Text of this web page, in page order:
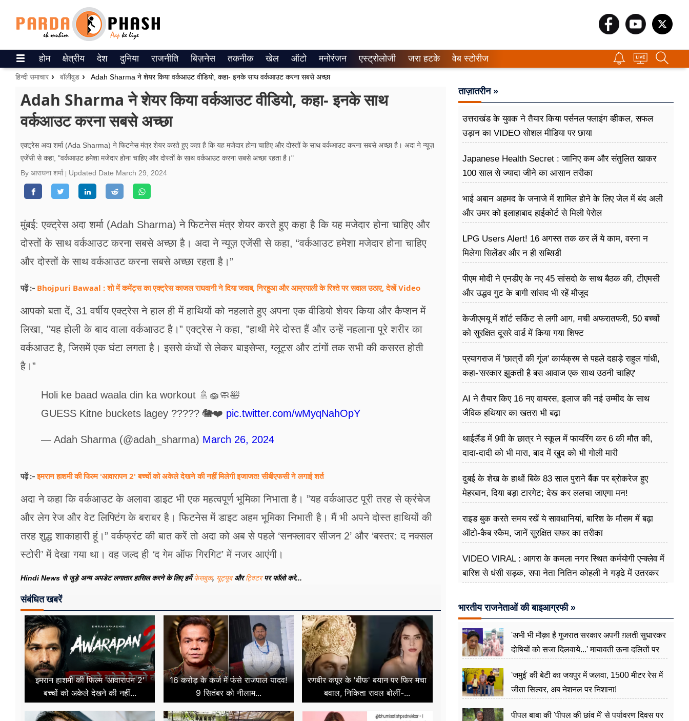
ePaper
वेब स्टोरीज
उत्तर प्रदेश
वीडियो
रिलेशनशिप
सेहत
ब्‍यूटी
शिक्षा
अन्य खबरें
होम क्षेत्रीय देश दुनिया राजनीति बिज़नेस तकनीक खेल ऑटो मनोरंजन एस्ट्रोलोजी जरा हटके वेब स्टोरीज
हिन्दी समाचार बॉलीवुड Adah Sharma ने शेयर किया वर्कआउट वीडियो, कहा- इनके साथ वर्कआउट करना सबसे अच्छा
Adah Sharma ने शेयर किया वर्कआउट वीडियो, कहा- इनके साथ
वर्कआउट करना सबसे अच्छा
एक्ट्रेस अदा शर्मा (Ada Sharma) ने फिटनेस मंत्र शेयर करते हुए कहा है कि यह मजेदार होना चाहिए और दोस्तों के साथ वर्कआउट करना सबसे अच्छा है। अदा ने न्यूज़
एजेंसी से कहा, "वर्कआउट हमेशा मजेदार होना चाहिए और दोस्तों के साथ वर्कआउट करना सबसे अच्छा रहता है।"
By आराधना शर्मा
Updated Date March 29, 2024
मुंबई: एक्ट्रेस अदा शर्मा (Adah Sharma) ने फिटनेस मंत्र शेयर करते हुए कहा है कि यह मजेदार होना चाहिए और
दोस्तों के साथ वर्कआउट करना सबसे अच्छा है। अदा ने न्यूज़ एजेंसी से कहा, “वर्कआउट हमेशा मजेदार होना चाहिए
और दोस्तों के साथ वर्कआउट करना सबसे अच्छा रहता है।”
पढ़ें :- Bhojpuri Bawaal : शो में कमेंट्स का एक्ट्रेस काजल राघवानी ने दिया जवाब, निरहुआ और आम्रपाली के रिश्ते पर सवाल उठाए, देखें Video
आपको बता दें, 31 वर्षीय एक्ट्रेस ने हाल ही में हाथियों को नहलाते हुए अपना एक वीडियो शेयर किया और कैप्शन में
लिखा, ”यह होली के बाद वाला वर्कआउट है।” एक्ट्रेस ने कहा, ”हाथी मेरे दोस्त हैं और उन्हें नहलाना पूरे शरीर का
वर्कआउट है, जिसमें एक घंटा लगता है। इससे कंधों से लेकर बाइसेप्स, ग्लूट्स और टांगों तक सभी की कसरत होती
है।”
Holi ke baad waala din ka workout 🚿🧽🧼🛀
GUESS Kitne buckets lagey ????? 🐘❤️ pic.twitter.com/wMyqNahOpY
— Adah Sharma (@adah_sharma) March 26, 2024
पढ़ें :-इमरान हाशमी की फिल्म 'आवारापन 2' बच्चों को अकेले देखने की नहीं मिलेगी इजाजत! सीबीएफसी ने लगाई शर्त
अदा ने कहा कि वर्कआउट के अलावा डाइट भी एक महत्वपूर्ण भूमिका निभाता है। ”यह वर्कआउट पूरी तरह से क्रंचेज
और लेग रेज और वेट लिफ्टिंग के बराबर है। फिटनेस में डाइट अहम भूमिका निभाती है। मैं भी अपने दोस्त हाथियों की
तरह शुद्ध शाकाहारी हूं।” वर्कफ्रंट की बात करें तो अदा को अब से पहले ‘सनफ्लावर सीजन 2’ और ‘बस्तर: द नक्सल
स्टोरी’ में देखा गया था। वह जल्द ही ‘द गेम ऑफ गिरगिट’ में नजर आएंगी।
Hindi News से जुड़े अन्य अपडेट लगातार हासिल करने के लिए हमेंफेसबुक, यूट्यूबऔरट्विटरपर फॉलो करे...
संबंधित खबरें
इमरान हाशमी की फिल्म 'आवारापन 2'
बच्चों को अकेले देखने की नहीं...
16 करोड़ के कर्ज में फंसे राजपाल यादव!
9 सितंबर को नीलाम...
रणबीर कपूर के 'बीफ' बयान पर फिर मचा
बवाल, निकिता रावल बोलीं-...
ताज़ातरीन »
उत्तराखंड के युवक ने तैयार किया पर्सनल फ्लाइंग व्हीकल, सफल
उड़ान का VIDEO सोशल मीडिया पर छाया
Japanese Health Secret : जानिए कम और संतुलित खाकर
100 साल से ज्यादा जीने का आसान तरीका
भाई अबान अहमद के जनाजे में शामिल होने के लिए जेल में बंद अली
और उमर को इलाहाबाद हाईकोर्ट से मिली पेरोल
LPG Users Alert! 16 अगस्त तक कर लें ये काम, वरना न
मिलेगा सिलेंडर और न ही सब्सिडी
पीएम मोदी ने एनडीए के नए 45 सांसदो के साथ बैठक की, टीएमसी
और उद्धव गुट के बागी सांसद भी रहें मौजूद
केजीएमयू में शॉर्ट सर्किट से लगी आग, मची अफरातफरी, 50 बच्चों
को सुरक्षित दूसरे वार्ड में किया गया शिफ्ट
प्रयागराज में 'छात्रों की गूंज' कार्यक्रम से पहले दहाड़े राहुल गांधी,
कहा-'सरकार झुकती है बस आवाज एक साथ उठनी चाहिए'
AI ने तैयार किए 16 नए वायरस, इलाज की नई उम्मीद के साथ
जैविक हथियार का खतरा भी बढ़ा
थाईलैंड में 9वी के छात्र ने स्कूल में फायरिंग कर 6 की मौत की,
दादा-दादी को भी मारा, बाद में खुद को भी गोली मारी
दुबई के शेख के हाथों बिके 83 साल पुराने बैंक पर ब्रोकरेज हुए
मेहरबान, दिया बड़ा टारगेट; देख कर ललचा जाएगा मन!
राइड बुक करते समय रखें ये सावधानियां, बारिश के मौसम में बढ़ा
ऑटो-कैब स्कैम, जानें सुरक्षित सफर का तरीका
VIDEO VIRAL : आगरा के कमला नगर स्थित कर्मयोगी एन्क्लेव में
बारिश से धंसी सड़क, सपा नेता नितिन कोहली ने गड्ढे में उतरकर
भारतीय राजनेताओं की बाइआग्रफी »
'अभी भी मौक़ा है गुजरात सरकार अपनी ग़लती सुधारकर
दोषियों को सजा दिलवाये...' मायावती ऊना दलितों पर
'जमुई' की बेटी का जयपुर में जलवा, 1500 मीटर रेस में
जीता सिल्वर, अब नेशनल पर निशाना!
पीपल बाबा की 'पीपल की छांव में' से पर्यावरण दिवस पर